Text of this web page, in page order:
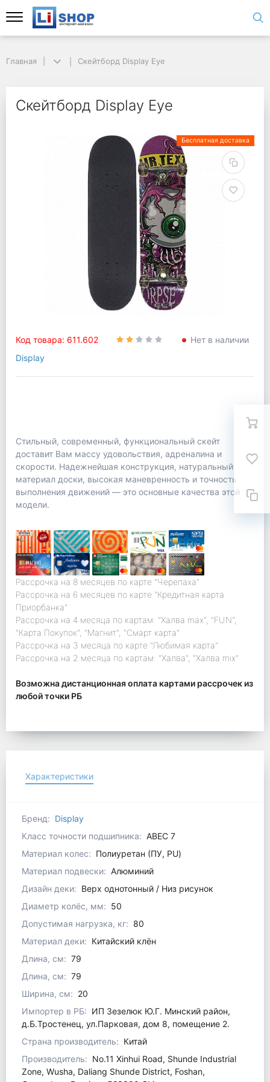
Главная Скейтборд Display Eye
Скейтборд Display Eye
Бесплатная доставка
Код товара: 611.602
Нет в наличии
Display
Стильный, современный, функциональный скейт
доставит Вам массу удовольствия, адреналина и
скорости. Надежнейшая конструкция, натуральный
материал доски, высокая маневренность и точность
выполнения движений — это основные качества этой
модели.
Рассрочка на 8 месяцев по карте "Черепаха"
Рассрочка на 6 месяцев по карте "Кредитная карта
Приорбанка"
Рассрочка на 4 месяца по картам: "Халва max", "FUN",
"Карта Покупок", "Магнит", "Смарт карта"
Рассрочка на 3 месяца по карте "Любимая карта"
Рассрочка на 2 месяца по картам: "Халва", "Халва mix"
Возможна дистанционная оплата картами рассрочек из
любой точки РБ
Характеристики
Бренд: Display
Класс точности подшипника: ABEC 7
Материал колес: Полиуретан (ПУ, PU)
Материал подвески: Алюминий
Дизайн деки: Верх однотонный / Низ рисунок
Диаметр колёс, мм: 50
Допустимая нагрузка, кг: 80
Материал деки: Китайский клён
Длина, см: 79
Длина, см: 79
Ширина, см: 20
Импортер в РБ: ИП Зезелюк Ю.Г. Минский район,
д.Б.Тростенец, ул.Парковая, дом 8, помещение 2.
Страна производитель: Китай
Производитель: No.11 Xinhui Road, Shunde Industrial
Zone, Wusha, Daliang Shunde District, Foshan,